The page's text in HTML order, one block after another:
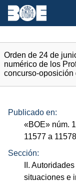
Orden de 24 de
numérico de los
concurso-oposición
Publicado en:
«BOE» núm.
11577 a
Sección:
II.
situaciones e